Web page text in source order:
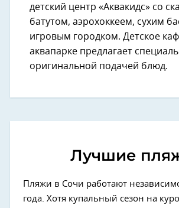
детский центр «Аквакидс» со
батутом, аэрохоккеем, сухим
игровым городком. Детское
аквапарке предлагает
оригинальной подачей блюд.
Лучшие
Пляжи в Сочи работают
года. Хотя купальный сезон на